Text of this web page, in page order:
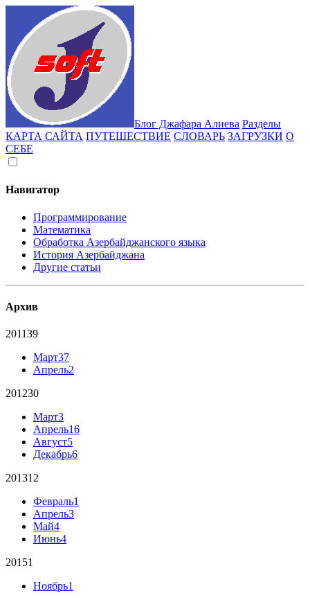
Блог Джафара Алиева Разделы
КАРТА САЙТА ПУТЕШЕСТВИЕ СЛОВАРЬ ЗАГРУЗКИ О
СЕБЕ
Навигатор
Программирование
Математика
Обработка Азербайджанского языка
История Азербайджана
Другие статьи
Архив
201139
Март37
Апрель2
201230
Март3
Апрель16
Август5
Декабрь6
201312
Февраль1
Апрель3
Май4
Июнь4
20151
Ноябрь1